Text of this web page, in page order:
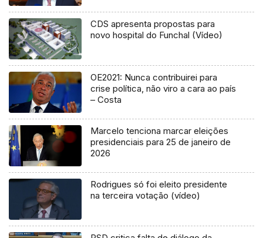
CDS apresenta propostas para
novo hospital do Funchal (Vídeo)
OE2021: Nunca contribuirei para
crise política, não viro a cara ao país
– Costa
Marcelo tenciona marcar eleições
presidenciais para 25 de janeiro de
2026
Rodrigues só foi eleito presidente
na terceira votação (vídeo)